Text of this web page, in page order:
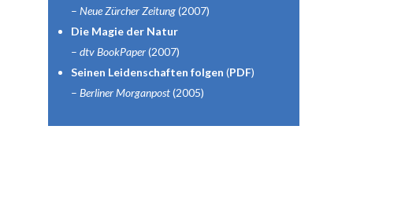
– Neue Zürcher Zeitung(2007)
Die Magie der Natur
– dtv BookPaper(2007)
Seinen Leidenschaften folgen (PDF)
– Berliner Morganpost(2005)